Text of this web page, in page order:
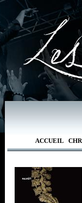
ACCUEIL